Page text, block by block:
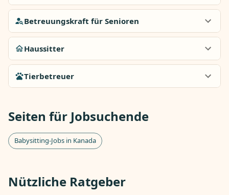
Betreuungskraft für Senioren
Haussitter
Tierbetreuer
Seiten für Jobsuchende
Babysitting-Jobs in Kanada
Nützliche Ratgeber